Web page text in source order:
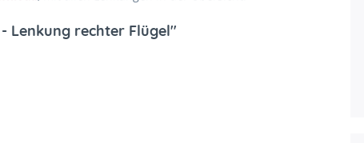
Lenkung rechter Flügel"